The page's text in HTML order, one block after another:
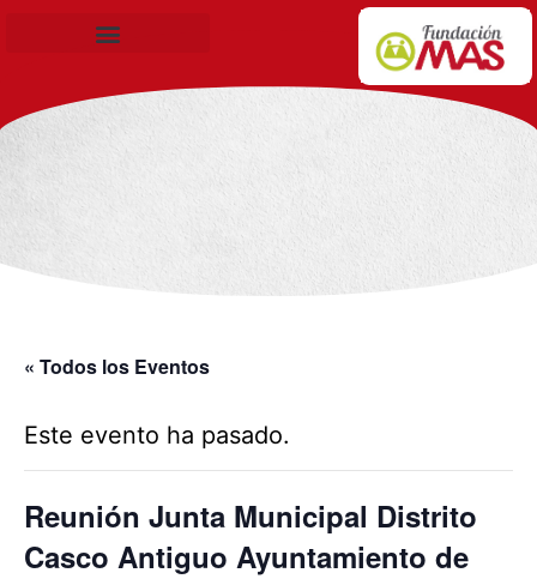
« Todos los Eventos
Este evento ha pasado.
Reunión Junta Municipal Distrito
Casco Antiguo Ayuntamiento de